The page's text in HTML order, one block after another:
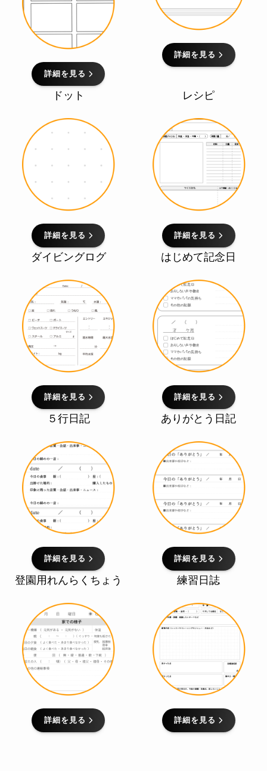
詳細を見る
詳細を見る
ドット
詳細を見る
レシピ
詳細を見る
ダイビングログ
詳細を見る
はじめて記念日
詳細を見る
５行日記
詳細を見る
ありがとう日記
詳細を見る
登園用れんらくちょう
詳細を見る
練習日誌
詳細を見る